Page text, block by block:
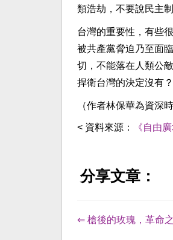
類浩劫，不要說民主
台灣的重要性，有些
被共產黨脅迫乃至面
切，不能落在人類公
捍衛台灣的決定沒有
（作者林保華為資深
< 資料來源： 《自由
分享文章：
⇐ 槍後的玫瑰，革命